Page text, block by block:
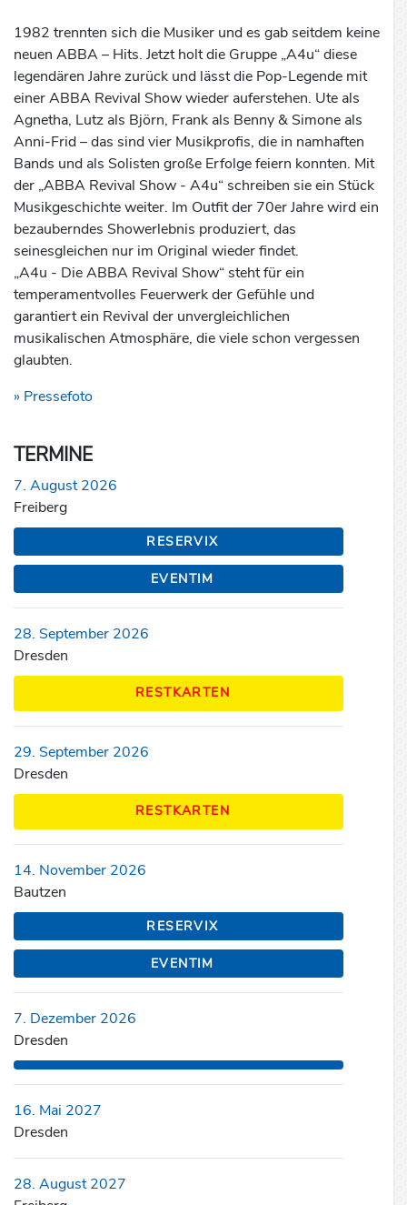
1982 trennten sich die Musiker und es gab seitdem keine
neuen ABBA – Hits. Jetzt holt die Gruppe „A4u“ diese
legendären Jahre zurück und lässt die Pop-Legende mit
einer ABBA Revival Show wieder auferstehen. Ute als
Agnetha, Lutz als Björn, Frank als Benny & Simone als
Anni-Frid – das sind vier Musikprofis, die in namhaften
Bands und als Solisten große Erfolge feiern konnten. Mit
der „ABBA Revival Show - A4u“ schreiben sie ein Stück
Musikgeschichte weiter. Im Outfit der 70er Jahre wird ein
bezauberndes Showerlebnis produziert, das
seinesgleichen nur im Original wieder findet.
„A4u - Die ABBA Revival Show“ steht für ein
temperamentvolles Feuerwerk der Gefühle und
garantiert ein Revival der unvergleichlichen
musikalischen Atmosphäre, die viele schon vergessen
glaubten.
» Pressefoto
TERMINE
7. August 2026
Freiberg
RESERVIX
EVENTIM
28. September 2026
Dresden
RESTKARTEN
29. September 2026
Dresden
RESTKARTEN
14. November 2026
Bautzen
RESERVIX
EVENTIM
7. Dezember 2026
Dresden
16. Mai 2027
Dresden
28. August 2027